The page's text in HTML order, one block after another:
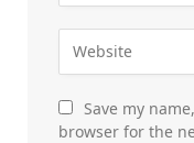
Save my
browser for the